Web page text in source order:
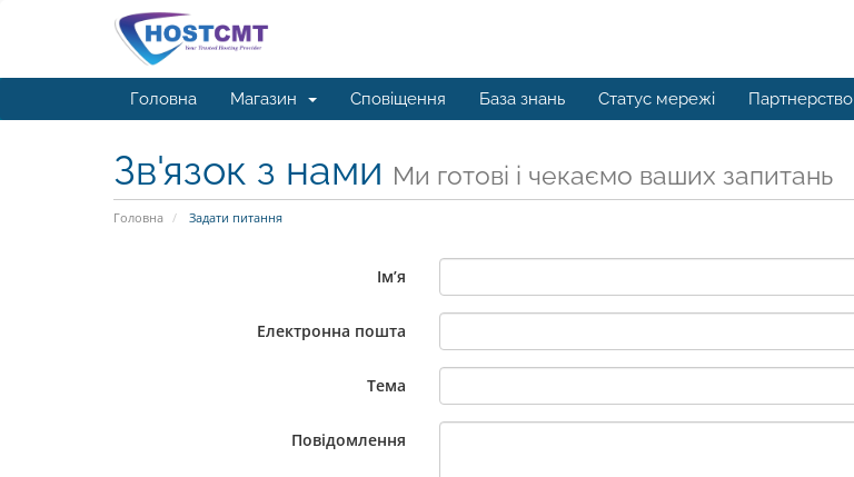
Головна Магазин Сповіщення База знань Статус мережі Партнерство
Зв'язок з нами Ми готові і чекаємо ваших запитань
Головна Задати питання
Ім’я
Електронна пошта
Тема
Повідомлення